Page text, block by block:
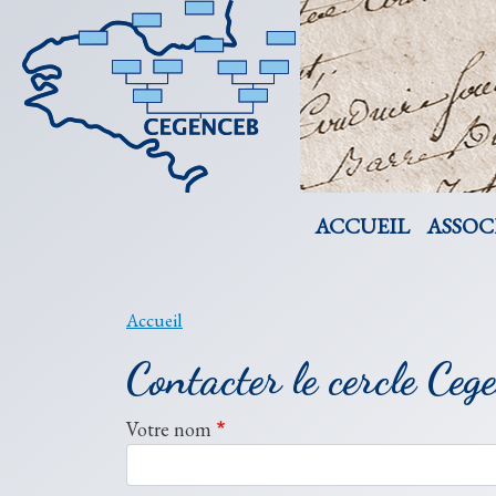
Navigation
ACCUEIL
Accueil
Contacter le cercle
Votre nom